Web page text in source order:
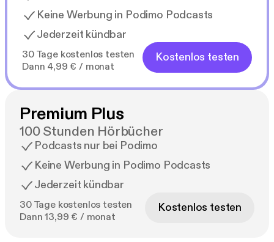
Keine Werbung in Podimo Podcasts
Jederzeit kündbar
30 Tage kostenlos testen
Dann 4,99 € / monat
Kostenlos testen
Premium Plus
100 Stunden Hörbücher
Podcasts nur bei Podimo
Keine Werbung in Podimo Podcasts
Jederzeit kündbar
30 Tage kostenlos testen
Dann 13,99 € / monat
Kostenlos testen